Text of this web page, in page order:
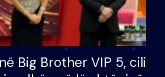
Big Brother VIP 5, cili